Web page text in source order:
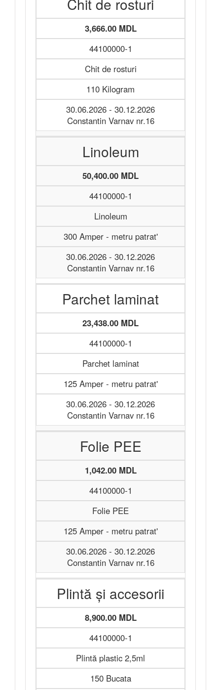
Chit de rosturi
3,666.00 MDL
44100000-1
Chit de rosturi
110 Kilogram
30.06.2026 - 30.12.2026
Constantin Varnav nr.16
Linoleum
50,400.00 MDL
44100000-1
Linoleum
300 Amper - metru patrat'
30.06.2026 - 30.12.2026
Constantin Varnav nr.16
Parchet laminat
23,438.00 MDL
44100000-1
Parchet laminat
125 Amper - metru patrat'
30.06.2026 - 30.12.2026
Constantin Varnav nr.16
Folie PEE
1,042.00 MDL
44100000-1
Folie PEE
125 Amper - metru patrat'
30.06.2026 - 30.12.2026
Constantin Varnav nr.16
Plintă și accesorii
8,900.00 MDL
44100000-1
Plintă plastic 2,5ml
150 Bucata